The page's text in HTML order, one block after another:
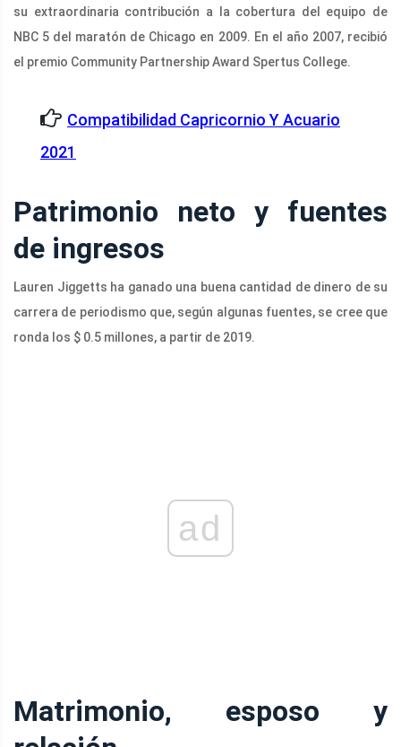
su extraordinaria contribución a la cobertura del equipo de
NBC 5 del maratón de Chicago en 2009. En el año 2007, recibió
el premio Community Partnership Award Spertus College.
Compatibilidad Capricornio Y Acuario
2021
Patrimonio neto y fuentes
de ingresos
Lauren Jiggetts ha ganado una buena cantidad de dinero de su
carrera de periodismo que, según algunas fuentes, se cree que
ronda los $ 0.5 millones, a partir de 2019.
ad
Matrimonio, esposo y